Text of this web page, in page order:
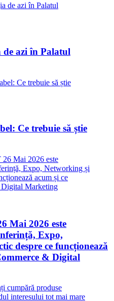
de azi în Palatul
Ce trebuie să știe
Mai 2026 este
Expo,
despre ce funcționează
& Digital